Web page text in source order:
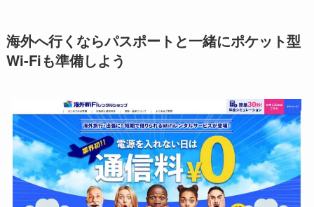
海外へ行くならパスポートと一緒にポケット型
Wi-Fiも準備しよう